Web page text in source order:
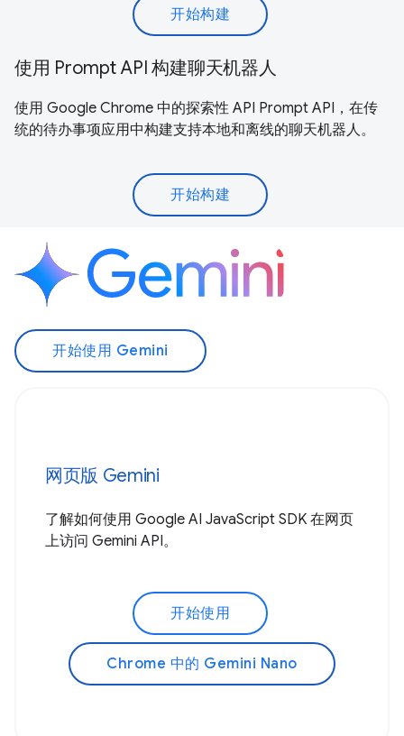
开始构建
使用 Prompt API 构建聊天机器人
使用 Google Chrome 中的探索性 API Prompt API，在传
统的待办事项应用中构建支持本地和离线的聊天机器人。
开始构建
开始使用 Gemini
网页版 Gemini
了解如何使用 Google AI JavaScript SDK 在网页
上访问 Gemini API。
开始使用
Chrome 中的 Gemini Nano